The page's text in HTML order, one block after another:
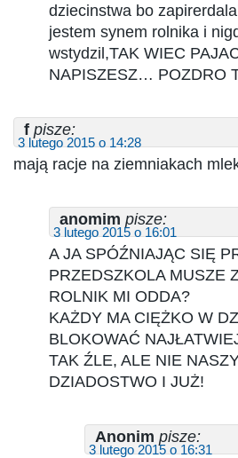
dziecinstwa bo
jestem synem rolnika i
wstydzil,TAK WIEC
NAPISZESZ… POZDRO
f pisze:
3 lutego 2015 o 14:28
mają racje na ziemniakach
anomim pisze:
3 lutego 2015 o 16:01
A JA SPÓŹNIAJĄC SIĘ
PRZEDSZKOLA MUSZE
ROLNIK MI ODDA?
KAŻDY MA CIĘŻKO W
BLOKOWAĆ
TAK ŹLE, ALE NIE
DZIADOSTWO I JUŻ!
Anonim pisze:
3 lutego 2015 o 16:31